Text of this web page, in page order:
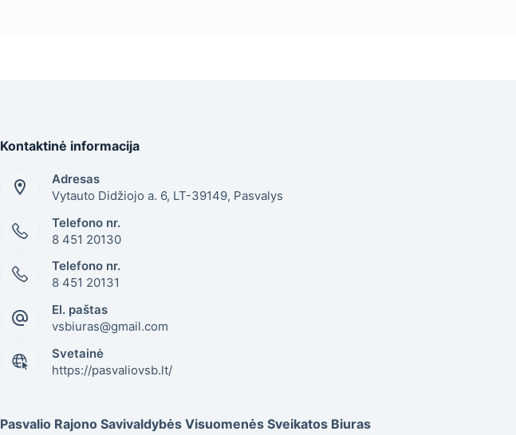
Kontaktinė informacija
Adresas
Vytauto Didžiojo a. 6, LT-39149, Pasvalys
Telefono nr.
8 451 20130
Telefono nr.
8 451 20131
El. paštas
vsbiuras@gmail.com
Svetainė
https://pasvaliovsb.lt/
Pasvalio Rajono Savivaldybės Visuomenės Sveikatos Biuras